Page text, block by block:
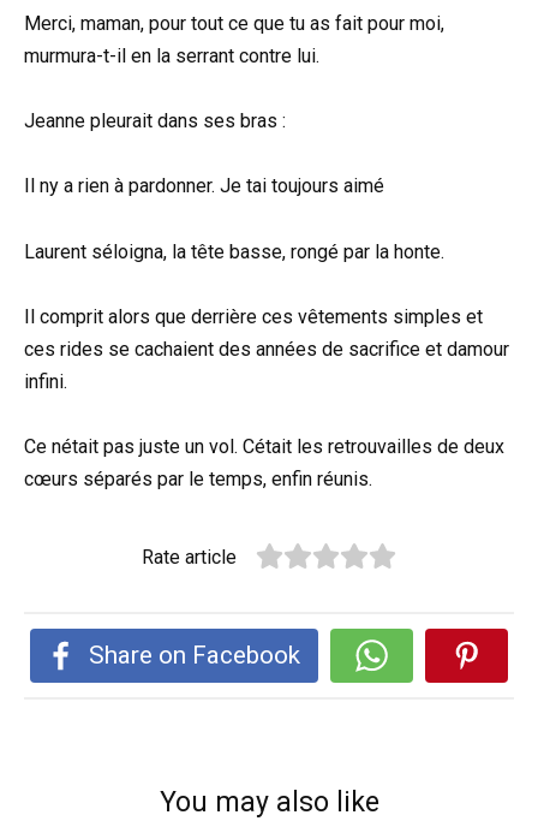
Merci, maman, pour tout ce que tu as fait pour moi,
murmura-t-il en la serrant contre lui.
Jeanne pleurait dans ses bras :
Il ny a rien à pardonner. Je tai toujours aimé
Laurent séloigna, la tête basse, rongé par la honte.
Il comprit alors que derrière ces vêtements simples et
ces rides se cachaient des années de sacrifice et damour
infini.
Ce nétait pas juste un vol. Cétait les retrouvailles de deux
cœurs séparés par le temps, enfin réunis.
Rate article
Share on Facebook
You may also like